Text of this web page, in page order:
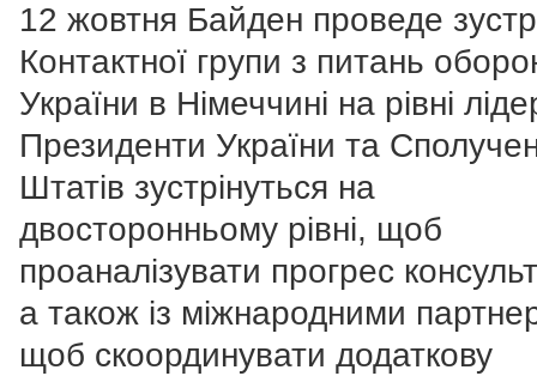
12 жовтня Байден проведе
Контактної групи з питань
України в Німеччині на рівні
Президенти України та
Штатів зустрінуться на
двосторонньому рівні, щоб
проаналізувати прогрес
а також із міжнародними
щоб скоординувати додаткову